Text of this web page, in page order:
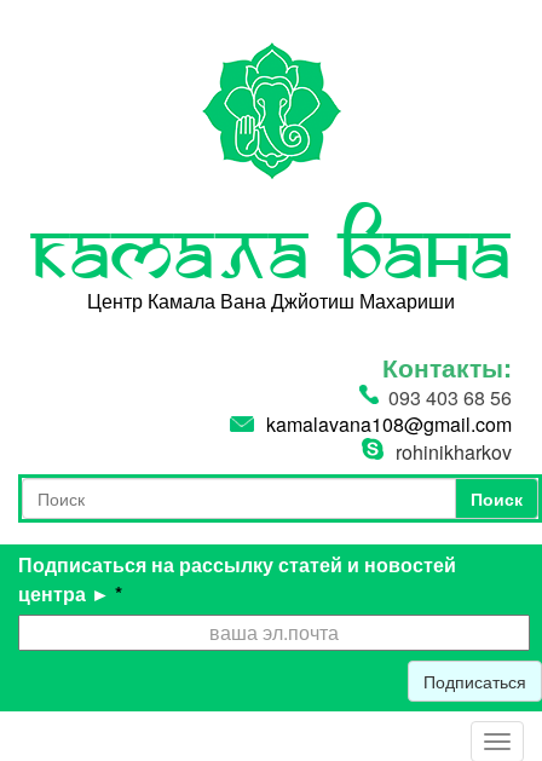
Камала Вана
Центр Камала Вана Джйотиш Махариши
Контакты:
093 403 68 56
kamalavana108@gmail.com
rohinikharkov
Форма поиска
Поиск
Поиск
Подписаться на рассылку статей и новостей
центра ► *
Подписаться